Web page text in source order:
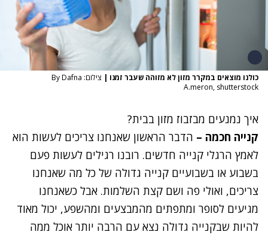
כולנו מוצאים במקרר מזון לא מזוהה שעבר זמנו |
צילום: By Dafna
A.meron, shutterstock
איך נמנעים מבזבוז מזון בבית?
קנייה חכמה – הדבר הראשון שאנחנו צריכים לעשות הוא
לאמץ הרגלי קנייה חדשים. רובנו רגילים לעשות פעם
בשבוע או בשבועיים קנייה גדולה של כל מה שאנחנו
צריכים, ואולי פה ושם קצת השלמות. אבל כשאנחנו
מגיעים לסופר ומתפתים מהמבצעים ומהשפע, יכול מאוד
להיות שבקנייה גדולה נצא עם הרבה יותר אוכל ממה